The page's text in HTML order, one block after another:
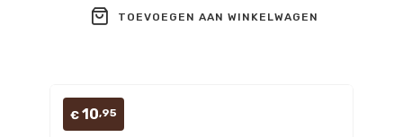
TOEVOEGEN AAN WINKELWAGEN
€ 10,95